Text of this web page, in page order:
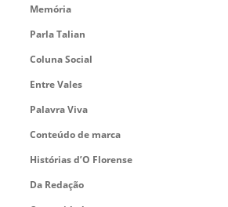
Memória
Parla Talian
Coluna Social
Entre Vales
Palavra Viva
Conteúdo de marca
Histórias d’O Florense
Da Redação